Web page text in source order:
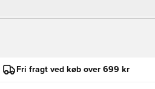
Fri fragt ved køb over 699 kr